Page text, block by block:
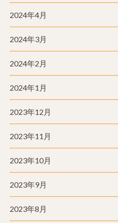
2024年4月
2024年3月
2024年2月
2024年1月
2023年12月
2023年11月
2023年10月
2023年9月
2023年8月